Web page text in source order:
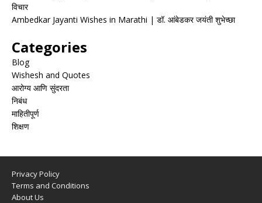
विचार
Ambedkar Jayanti Wishes in Marathi | डॉ. आंबेडकर जयंती शुभेच्छा
Categories
Blog
Wishesh and Quotes
आरोग्य आणि सुंदरता
निबंध
माहितीपूर्ण
शिक्षण
Privacy Policy
Terms and Conditions
About Us